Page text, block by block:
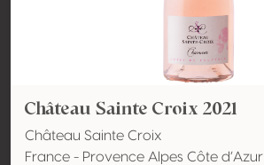
Château Sainte Croix 2021
Château Sainte Croix
France - Provence Alpes Côte d’Azur